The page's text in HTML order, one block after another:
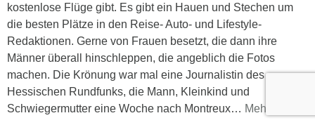
kostenlose Flüge gibt. Es gibt ein Hauen und Stechen um
die besten Plätze in den Reise- Auto- und Lifestyle-
Redaktionen. Gerne von Frauen besetzt, die dann ihre
Männer überall hinschleppen, die angeblich die Fotos
machen. Die Krönung war mal eine Journalistin des
Hessischen Rundfunks, die Mann, Kleinkind und
Schwiegermutter eine Woche nach Montreux… Mehr